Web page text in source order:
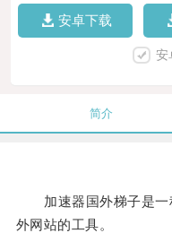
安卓下载
安
简介
加速器国外梯子是一
外网站的工具。